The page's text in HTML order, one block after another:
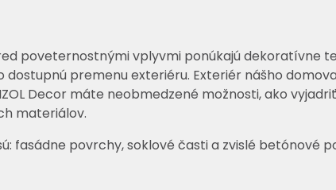
poveternostnými vplyvmi ponúkajú dekoratívne
premenu exteriéru. Exteriér nášho
Decor máte neobmedzené možnosti, ako
materiálov.
fasádne povrchy, soklové časti a zvislé betónové